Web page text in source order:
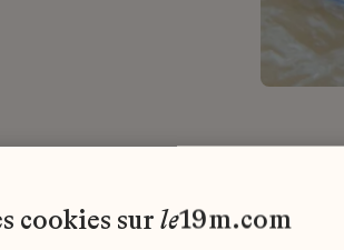
CDD
cookies sur le19m.com